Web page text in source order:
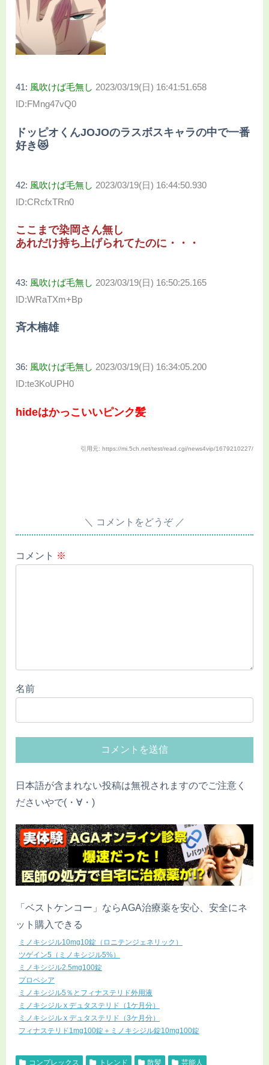
41: 風吹けば毛無し 2023/03/19(日) 16:41:51.658
ID:FMng47vQ0
ドッピオくんJOJOのラスボスキャラの中で一番
好き😻
42: 風吹けば毛無し 2023/03/19(日) 16:44:50.930
ID:CRcfxTRn0
ここまで染岡さん無し
あれだけ持ち上げられてたのに・・・
43: 風吹けば毛無し 2023/03/19(日) 16:50:25.165
ID:WRaTXm+Bp
斉木楠雄
36: 風吹けば毛無し 2023/03/19(日) 16:34:05.200
ID:te3KoUPH0
hideはかっこいいピンク髪
引用元: https://mi.5ch.net/test/read.cgi/news4vip/1679210227/
コメントをどうぞ
コメント ※
名前
日本語が含まれない投稿は無視されますのでご注意く
ださいやで(・∀・)
「ベストケンコー」ならAGA治療薬を安心、安全にネ
ット購入できる
ミノキシジル10mg10錠（ロニテンジェネリック）
ツゲイン5（ミノキシジル5%）
ミノキシジル2.5mg100錠
プロペシア
ミノキシジル5％とフィナステリド外用液
ミノキシジル x デュタステリド（1ケ月分）
ミノキシジル x デュタステリド（3ケ月分）
フィナステリド1mg100錠＋ミノキシジル錠10mg100錠
コンプレックス トレンド 散髪 芸能人